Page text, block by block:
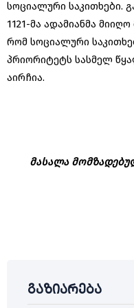
სოციალური საკითხები.
1121-მა ადამიანმა
რომ სოციალური
პრიორიტეტს სასმელ
აირჩია.
მასალა
გაზიარება